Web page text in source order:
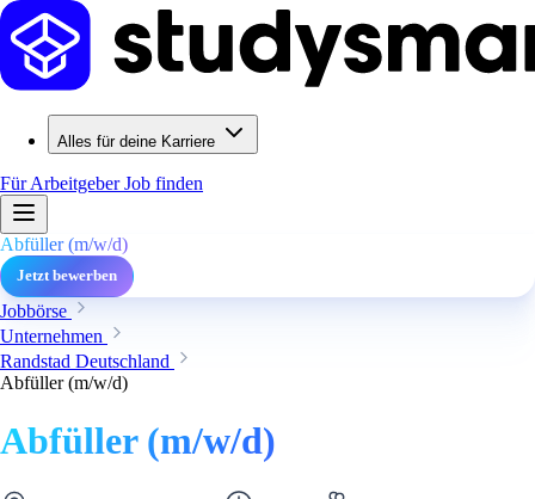
Alles für deine Karriere
Für ArbeitgeberJob finden
Abfüller (m/w/d)
Jetzt bewerben
Jobbörse
Unternehmen
Randstad Deutschland
Abfüller (m/w/d)
Abfüller (m/w/d)